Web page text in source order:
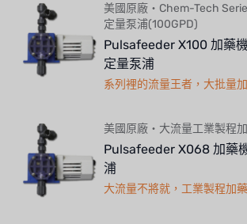
美國原廠・Chem-Tech
定量泵浦(100GPD)
Pulsafeeder X100 加藥
定量泵浦
系列裡的流量王者，大批量
美國原廠・大流量工業製程
Pulsafeeder X068 加藥
浦
大流量不將就，工業製程加